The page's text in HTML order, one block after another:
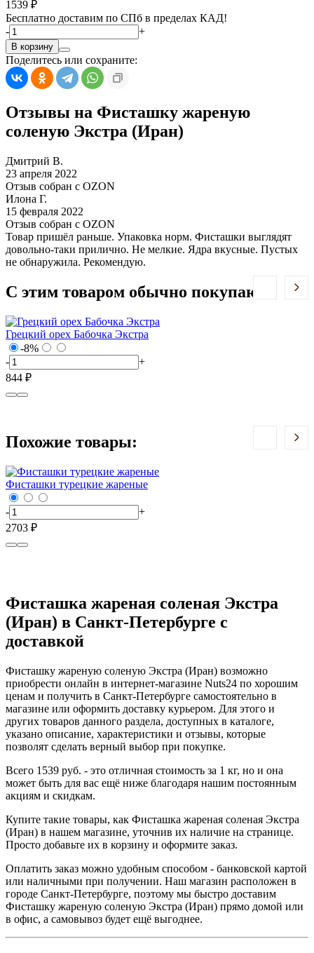
1539 ₽
Бесплатно доставим по СПб в пределах КАД!
-
+
В корзину
Поделитесь или сохраните:
Отзывы на Фисташку жареную
соленую Экстра (Иран)
Дмитрий В.
23 апреля 2022
Отзыв собран c OZON
Илона Г.
15 февраля 2022
Отзыв собран c OZON
Товар пришёл раньше. Упаковка норм. Фисташки выглядят
довольно-таки прилично. Не мелкие. Ядра вкусные. Пустых
не обнаружила. Рекомендую.
С этим товаром обычно покупают:
Грецкий орех Бабочка Экстра
-8%
-
+
844 ₽
Похожие товары:
Фисташки турецкие жареные
-
+
2703 ₽
Фисташка жареная соленая Экстра
(Иран) в Санкт-Петербурге с
доставкой
Фисташку жареную соленую Экстра (Иран) возможно
приобрести онлайн в интернет-магазине Nuts24 по хорошим
ценам и получить в Санкт-Петербурге самостоятельно в
магазине или оформить доставку курьером. Для этого и
других товаров данного раздела, доступных в каталоге,
указано описание, характеристики и отзывы, которые
позволят сделать верный выбор при покупке.
Всего 1539 руб. - это отличная стоимость за 1 кг, но и она
может быть для вас ещё ниже благодаря нашим постоянным
акциям и скидкам.
Купите такие товары, как Фисташка жареная соленая Экстра
(Иран) в нашем магазине, уточнив их наличие на странице.
Просто добавьте их в корзину и оформите заказ.
Оплатить заказ можно удобным способом - банковской картой
или наличными при получении. Наш магазин расположен в
городе Санкт-Петербурге, поэтому мы быстро доставим
Фисташку жареную соленую Экстра (Иран) прямо домой или
в офис, а самовывоз будет ещё выгоднее.